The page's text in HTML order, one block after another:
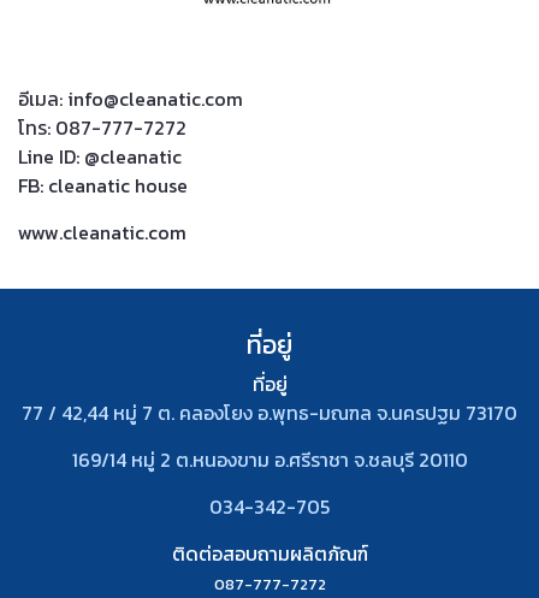
อีเมล: info@cleanatic.com
โทร: 087-777-7272
Line ID: @cleanatic
FB: cleanatic house
www.cleanatic.com
ที่อยู่
ที่อยู่
77 / 42,44 หมู่ 7 ต. คลองโยง อ.พุทธ-มณฑล จ.นครปฐม 73170
169/14 หมู่ 2 ต.หนองขาม อ.ศรีราชา จ.ชลบุรี 20110
034-342-705
ติดต่อสอบถามผลิตภัณฑ์
087-777-7272